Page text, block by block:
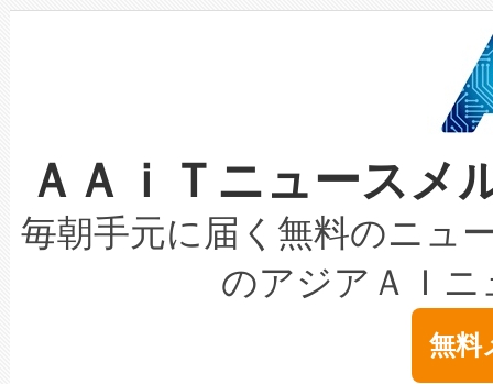
加組織は、Enzeneのバイオ
選定された製品について、自
取得できる可能性もあります
設には、3億～4億ドルかか
最高経営責任者（CEO）であ
す。「当社のfully-connected
ームを利用すれば、6,000万
きます。この効率性は、フェ
事業者の負担軽減という課題
系統連系を迅速にし、ピーク
限を超えて利用可能な電力容
持できるよう貢献します。こ
ービスレベル契約（SLA）違
テリー性能の劣化によるダウ
念は、現在データセンターが
ます。 Voltaiq provides a
狭視野のFOVを切り替えるこ
ケーブル、枝などの細かな対
なレーザースポットにより、
な環境下でも豊かなディテー
キロメートル範囲を検出
LiDAR for Inspections,
は1535 nmレーザーを搭載。
イズの小径化を実現すること
ＡＡｉＴニュース
毎朝手元に届く無料のニュ
のアジアＡＩ
無料